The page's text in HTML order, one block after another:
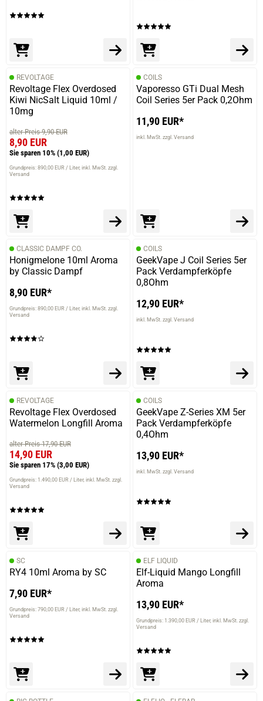
prev
REVOLTAGE
Revoltage Flex Overdosed
Kiwi NicSalt Liquid 10ml /
10mg
alter Preis 9,90 EUR
8,90 EUR
Sie sparen 10% (1,00 EUR)
Grundpreis: 890,00 EUR / Liter inkl. MwSt. zzgl.
Versand
COILS
Vaporesso GTi Dual Mesh
Coil Series 5er Pack 0,2Ohm
11,90 EUR*
inkl. MwSt. zzgl. Versand
CLASSIC DAMPF CO.
Honigmelone 10ml Aroma
by Classic Dampf
8,90 EUR*
Grundpreis: 890,00 EUR / Liter inkl. MwSt. zzgl.
Versand
COILS
GeekVape J Coil Series 5er
Pack Verdampferköpfe
0,8Ohm
12,90 EUR*
inkl. MwSt. zzgl. Versand
REVOLTAGE
Revoltage Flex Overdosed
Watermelon Longfill Aroma
alter Preis 17,90 EUR
14,90 EUR
Sie sparen 17% (3,00 EUR)
Grundpreis: 1.490,00 EUR / Liter inkl. MwSt. zzgl.
Versand
COILS
GeekVape Z-Series XM 5er
Pack Verdampferköpfe
0,4Ohm
13,90 EUR*
inkl. MwSt. zzgl. Versand
SC
RY4 10ml Aroma by SC
7,90 EUR*
Grundpreis: 790,00 EUR / Liter inkl. MwSt. zzgl.
Versand
ELF LIQUID
Elf-Liquid Mango Longfill
Aroma
13,90 EUR*
Grundpreis: 1.390,00 EUR / Liter inkl. MwSt. zzgl.
Versand